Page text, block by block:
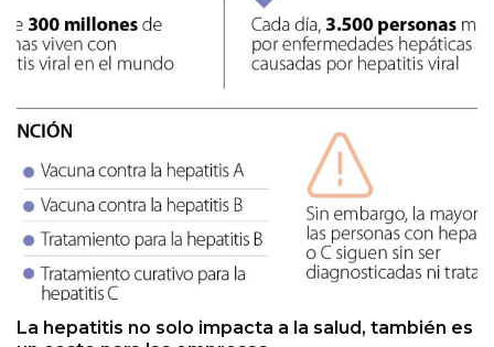
La hepatitis no solo impacta a la salud, también es